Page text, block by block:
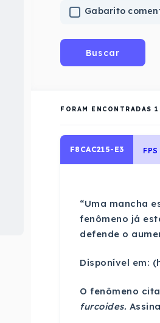
Gabarito
Buscar
FORAM ENCONTRADAS
F8CAC215-E3
“Uma mancha
fenômeno já
defende o
Disponível em:
O fenômeno
furcoides.